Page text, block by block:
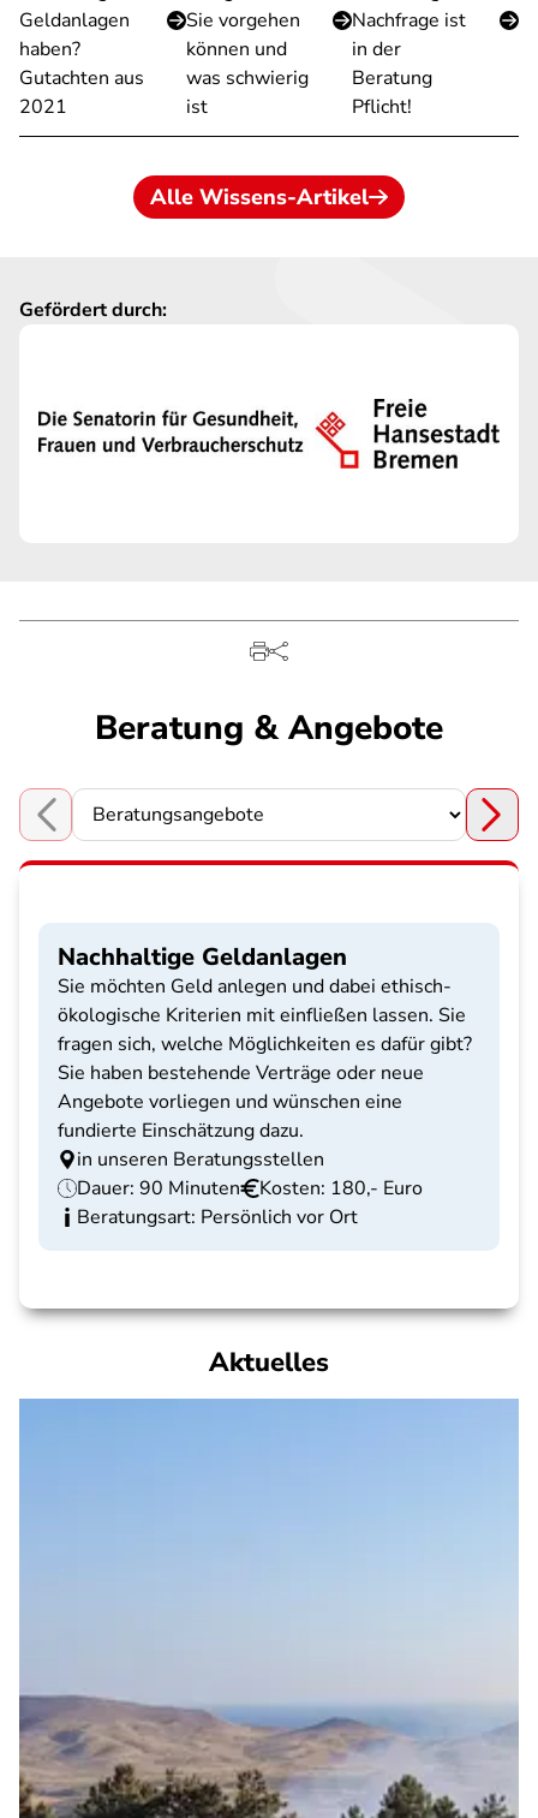
Geldanlagen
haben?
Gutachten aus
2021
Sie vorgehen
können und
was schwierig
ist
Nachfrage ist
in der
Beratung
Pflicht!
Alle Wissens-Artikel
Gefördert durch:
Beratung & Angebote
Choose a section
Nachhaltige Geldanlagen
Sie möchten Geld anlegen und dabei ethisch-
ökologische Kriterien mit einfließen lassen. Sie
fragen sich, welche Möglichkeiten es dafür gibt?
Sie haben bestehende Verträge oder neue
Angebote vorliegen und wünschen eine
fundierte Einschätzung dazu.
in unseren Beratungsstellen
Dauer: 90 Minuten
Kosten: 180,- Euro
Beratungsart: Persönlich vor Ort
Aktuelles